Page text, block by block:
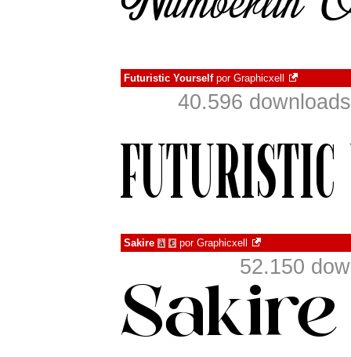
Futuristic Yourselfpor Graphicxell
40.596
Sakire à € por Graphicxell
52.150